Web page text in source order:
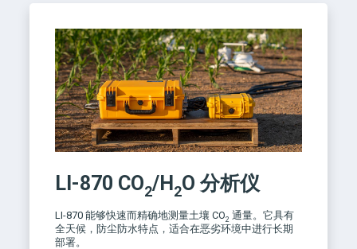
LI-870 CO2/H 2O分析仪
LI-870 能够快速而精确地测量土壤 CO2 通量。它具有
全天候，防尘防水特点，适合在恶劣环境中进行长期
部署。